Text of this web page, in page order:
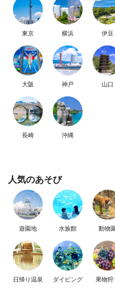
東京 横浜 伊豆
大阪 神戸 山口
長崎 沖縄
人気のあそび
遊園地 水族館 動物
日帰り温泉 ダイビング 果物狩